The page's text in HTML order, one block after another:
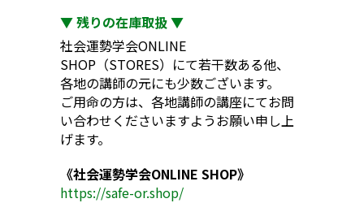
▼ 残りの在庫取扱 ▼
社会運勢学会ONLINE
SHOP（STORES）にて若干数ある他、
各地の講師の元にも少数ございます。
ご用命の方は、各地講師の講座にてお問
い合わせくださいますようお願い申し上
げます。
《社会運勢学会ONLINE SHOP》
https://safe-or.shop/